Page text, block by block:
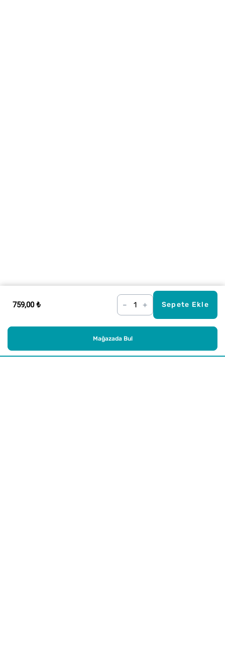
759,00 ₺ – + Sepete Ekle
Mağazada Bul